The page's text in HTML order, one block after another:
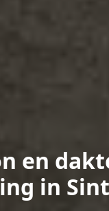
en
in